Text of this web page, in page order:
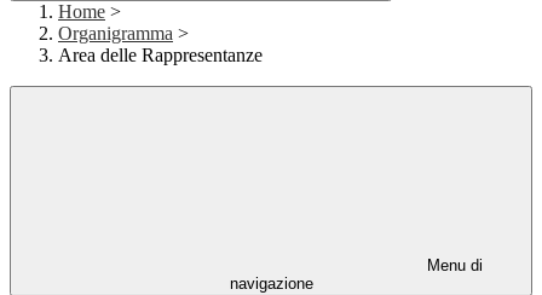
Home >
Organigramma >
Area delle Rappresentanze
Menu di
navigazione